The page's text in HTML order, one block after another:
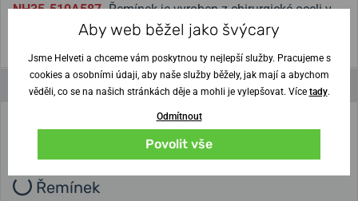
NH35-510A587.Řemínek je vyroben z chirurgické oceli v
šířce 24 mm.
Parametry a funkce
Vostok Europe
Pánské
Řemínek
Aby web běžel jako švýcary
Jsme Helveti a chceme vám poskytnou ty nejlepší služby. Pracujeme s
cookies a osobními údaji, aby naše služby běžely, jak mají a abychom
věděli, co se na našich stránkách děje a mohli je vylepšovat. Více tady.
Odmítnout
Povolit vše